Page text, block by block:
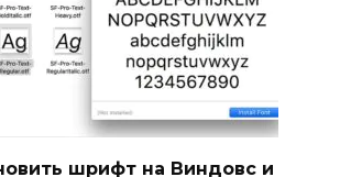
шрифт на Виндовс и